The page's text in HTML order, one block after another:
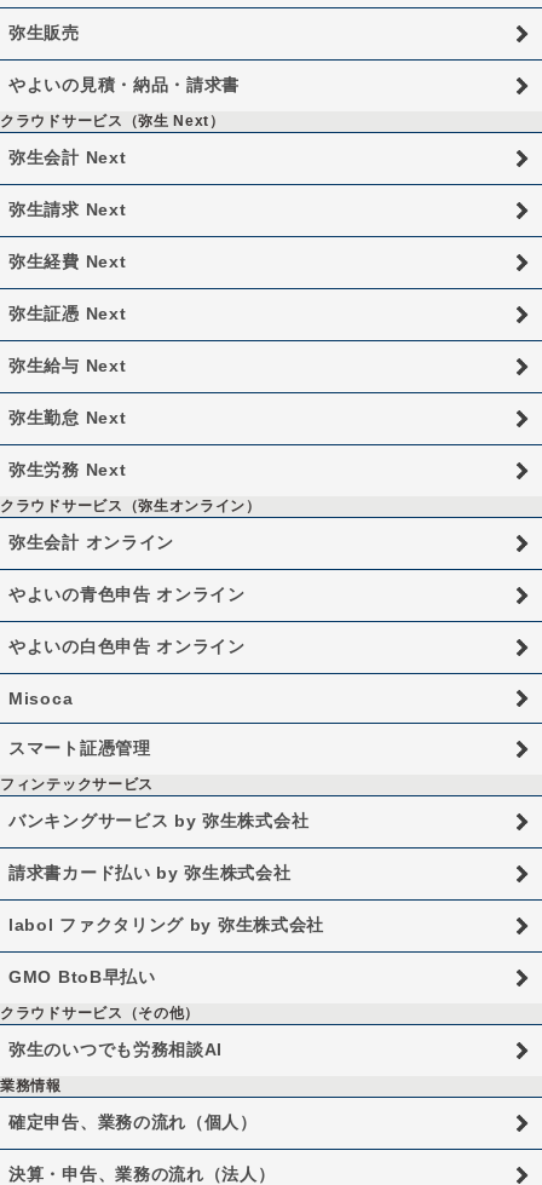
弥生販売
やよいの見積・納品・請求書
クラウドサービス（弥生 Next）
弥生会計 Next
弥生請求 Next
弥生経費 Next
弥生証憑 Next
弥生給与 Next
弥生勤怠 Next
弥生労務 Next
クラウドサービス（弥生オンライン）
弥生会計 オンライン
やよいの青色申告 オンライン
やよいの白色申告 オンライン
Misoca
スマート証憑管理
フィンテックサービス
バンキングサービス by 弥生株式会社
請求書カード払い by 弥生株式会社
labol ファクタリング by 弥生株式会社
GMO BtoB早払い
クラウドサービス（その他）
弥生のいつでも労務相談AI
業務情報
確定申告、業務の流れ（個人）
決算・申告、業務の流れ（法人）